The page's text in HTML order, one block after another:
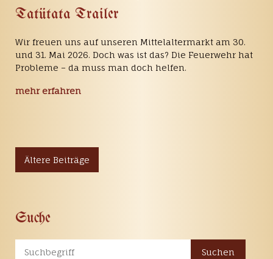
Tatütata Trailer
Wir freuen uns auf unseren Mittelaltermarkt am 30.
und 31. Mai 2026. Doch was ist das? Die Feuerwehr hat
Probleme – da muss man doch helfen.
mehr erfahren
Ältere Beiträge
Suche
Suchen